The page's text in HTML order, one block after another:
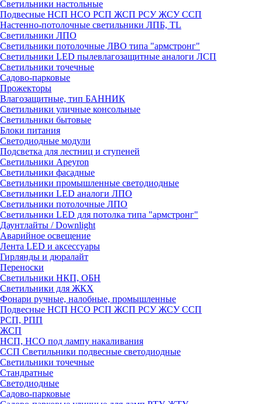
Светильники настольные
Подвесные НСП НСО РСП ЖСП РСУ ЖСУ ССП
Настенно-потолочные светильники ЛПБ, TL
Светильники ЛПО
Светильники потолочные ЛВО типа "армстронг"
Светильники LED пылевлагозащитные аналоги ЛСП
Светильники точечные
Садово-парковые
Прожекторы
Влагозащитные, тип БАННИК
Светильники уличные консольные
Светильники бытовые
Блоки питания
Светодиодные модули
Подсветка для лестниц и ступеней
Светильники Apeyron
Светильники фасадные
Светильники промышленные светодиодные
Светильники LED аналоги ЛПО
Светильники потолочные ЛПО
Светильники LED для потолка типа "армстронг"
Даунтлайты / Downlight
Аварийное освещение
Лента LED и аксессуары
Гирлянды и дюралайт
Переноски
Светильники НКП, ОБН
Светильники для ЖКХ
Фонари ручные, налобные, промышленные
Подвесные НСП НСО РСП ЖСП РСУ ЖСУ ССП
РСП, РПП
ЖСП
НСП, НСО под лампу накаливания
ССП Светильники подвесные светодиодные
Светильники точечные
Стандратные
Светодиодные
Садово-парковые